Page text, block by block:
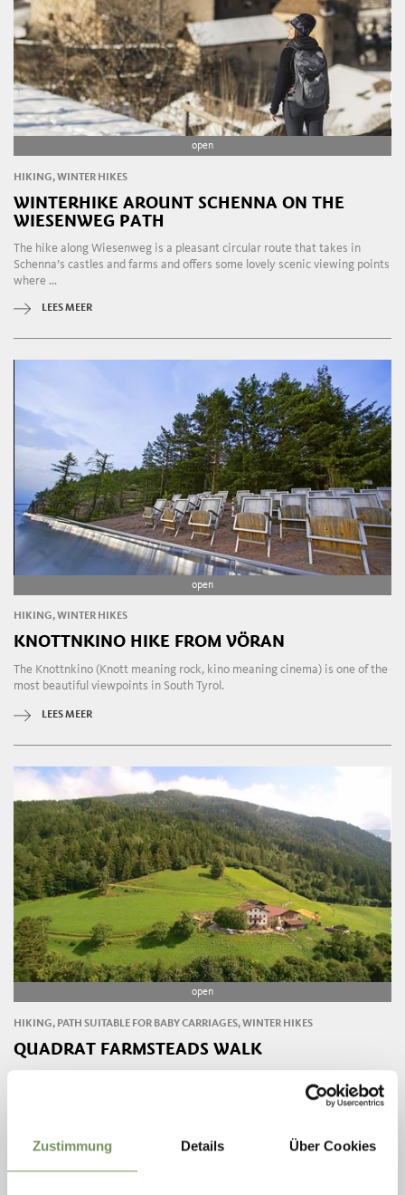
Zustimmung Details Über Cookies
open
HIKING, WINTER HIKES
WINTERHIKE AROUNT SCHENNA ON THE
WIESENWEG PATH
The hike along Wiesenweg is a pleasant circular route that takes in
Schenna’s castles and farms and offers some lovely scenic viewing points
where ...
LEES MEER
open
HIKING, WINTER HIKES
KNOTTNKINO HIKE FROM VÖRAN
The Knottnkino (Knott meaning rock, kino meaning cinema) is one of the
most beautiful viewpoints in South Tyrol.
LEES MEER
open
HIKING, PATH SUITABLE FOR BABY CARRIAGES, WINTER HIKES
QUADRAT FARMSTEADS WALK